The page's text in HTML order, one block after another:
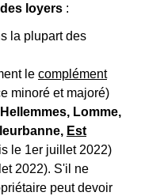
loyers :
la plupart des
le complément
minoré et majoré)
Lomme,
Est
le 1er juillet 2022)
2022). S'il ne
peut devoir